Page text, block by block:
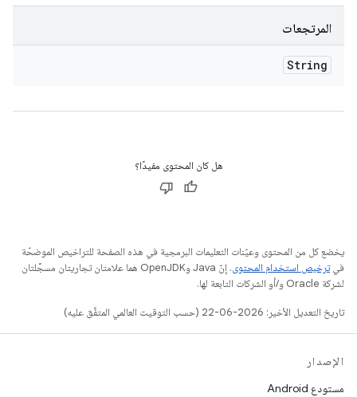
المرتجعات
String
هل كان المحتوى مفيدًا؟
يخضع كل من المحتوى وعيّنات التعليمات البرمجية في هذه الصفحة للتراخيص الموضحّة
فيترخيص استخدام المحتوى
. إنّ Java وOpenJDK هما علامتان تجاريتان مسجَّلتان
لشركة Oracle و/أو الشركات التابعة لها.
تاريخ التعديل الأخير: 2026-06-22 (حسب التوقيت العالمي المتفَّق عليه)
الإصدار
مستودع Android